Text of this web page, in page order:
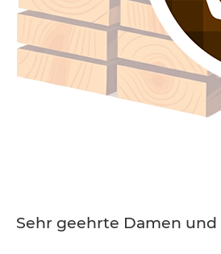
Sehr geehrte Damen und